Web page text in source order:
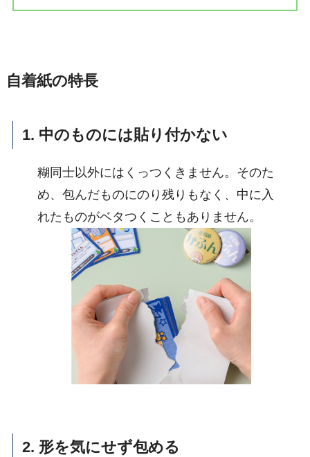
自着紙の特長
1. 中のものには貼り付かない
糊同士以外にはくっつくきません。そのた
め、包んだものにのり残りもなく、中に入
れたものがベタつくこともありません。
2. 形を気にせず包める